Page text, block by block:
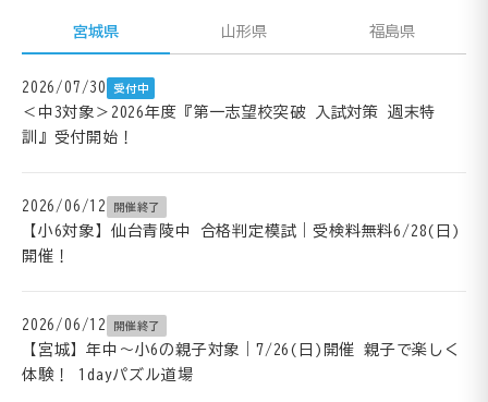
宮城県 山形県 福島県
2026/07/30 受付中
＜中3対象＞2026年度『第一志望校突破 入試対策 週末特
訓』受付開始！
2026/06/12 開催終了
【小6対象】仙台青陵中 合格判定模試｜受検料無料6/28(日)
開催！
2026/06/12 開催終了
【宮城】年中～小6の親子対象｜7/26(日)開催 親子で楽しく
体験！ 1dayパズル道場